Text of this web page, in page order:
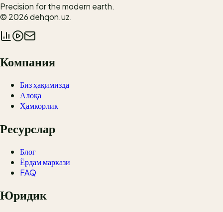
Precision for the modern earth.
© 2026dehqon.uz.
Компания
Биз ҳақимизда
Алоқа
Ҳамкорлик
Ресурслар
Блог
Ёрдам маркази
FAQ
Юридик